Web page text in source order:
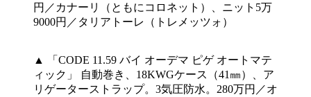
円／カナーリ（ともにコロネット）、ニット5万
9000円／タリアトーレ（トレメッツォ）
▲ 「CODE 11.59 バイ オーデマ ピゲ オートマテ
ィック」 自動巻き、18KWGケース（41㎜）、ア
リゲーターストラップ。3気圧防水。280万円／オ